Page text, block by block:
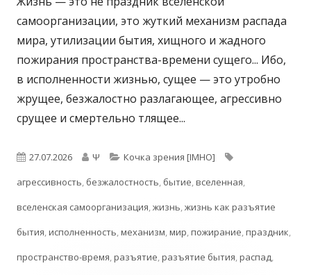
самоорганизации, это жуткий механизм распада
мира, утилизации бытия, хищного и жадного
пожирания пространства-времени сущего... Ибо,
в исполненности жизнью, сущее — это утробно
жрущее, безжалостно разлагающее, агрессивно
срущее и смертельно тлящее...
Опубликовано
27.07.2026 Автор
Ψ Рубрики
Кочка зрения [IMHO]
агрессивность, безжалостность, бытие,вселенная,
вселенская самоорганизация,жизнь,жизнь как разъятие
бытия,исполненность,механизм,мир,пожирание,праздник,
пространство-время,разъятие,разъятие бытия,распад,